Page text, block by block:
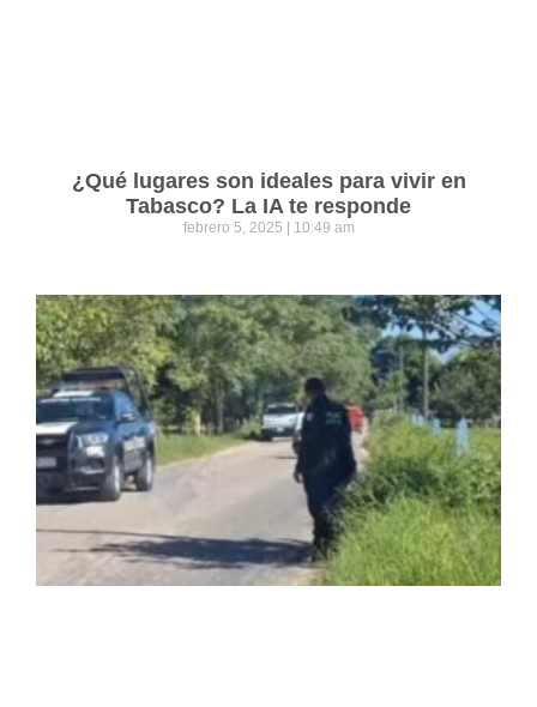
¿Qué lugares son ideales para vivir en
Tabasco? La IA te responde
febrero 5, 2025 10:49 am